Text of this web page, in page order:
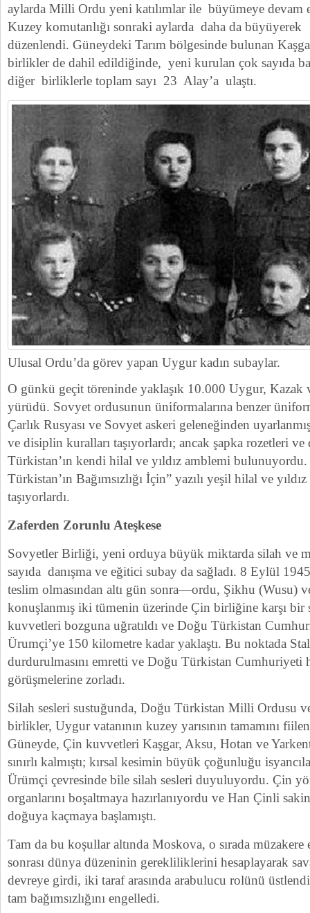
aylarda Milli Ordu yeni katılımlar ile büyümeye
Kuzey komutanlığı sonraki aylarda daha da
düzenlendi. Güneydeki Tarım bölgesinde bulunan
birlikler de dahil edildiğinde, yeni kurulan çok sayıda
diğer birliklerle toplam sayı 23 Alay’a ulaştı.
Ulusal Ordu’da görev yapan Uygur kadın subaylar.
O günkü geçit töreninde yaklaşık 10.000 Uygur, Kazak
yürüdü. Sovyet ordusunun üniformalarına benzer
Çarlık Rusyası ve Sovyet askeri geleneğinden
ve disiplin kuralları taşıyorlardı; ancak şapka rozetleri
Türkistan’ın kendi hilal ve yıldız amblemi
Türkistan’ın Bağımsızlığı İçin” yazılı yeşil hilal ve
taşıyorlardı.
Zaferden Zorunlu Ateşkese
Sovyetler Birliği, yeni orduya büyük miktarda silah ve
sayıda danışma ve eğitici subay da sağladı. 8 Eylül
teslim olmasından altı gün sonra—ordu, Şikhu (Wusu)
konuşlanmış iki tümenin üzerinde Çin birliğine karşı bir
kuvvetleri bozguna uğratıldı ve Doğu Türkistan
Ürumçi’ye 150 kilometre kadar yaklaştı. Bu noktada
durdurulmasını emretti ve Doğu Türkistan Cumhuriyeti
görüşmelerine zorladı.
Silah sesleri sustuğunda, Doğu Türkistan Milli Ordusu
birlikler, Uygur vatanının kuzey yarısının tamamını
Güneyde, Çin kuvvetleri Kaşgar, Aksu, Hotan ve
sınırlı kalmıştı; kırsal kesimin büyük çoğunluğu
Ürümçi çevresinde bile silah sesleri duyuluyordu. Çin
organlarını boşaltmaya hazırlanıyordu ve Han Çinli
doğuya kaçmaya başlamıştı.
Tam da bu koşullar altında Moskova, o sırada müzakere
sonrası dünya düzeninin gerekliliklerini hesaplayarak
devreye girdi, iki taraf arasında arabulucu rolünü
tam bağımsızlığını engelledi.